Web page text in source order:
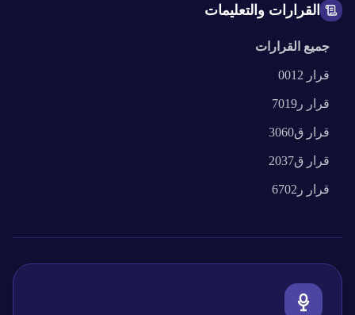
القرارات والتعليمات
جميع القرارات
قرار 0012
قرار ر7019
قرار ق3060
قرار ق2037
قرار ر6702